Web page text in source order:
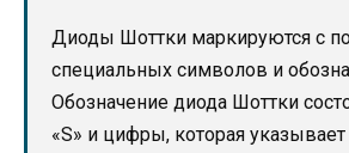
Диоды Шоттки маркируются с
специальных символов и
Обозначение диода Шоттки
«S» и цифры, которая указывает